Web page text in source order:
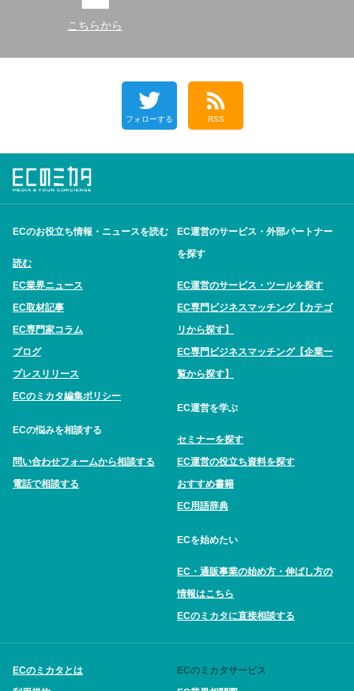
こちらから
フォローする RSS
ECのお役立ち情報・ニュースを読む
読む
EC業界ニュース
EC取材記事
EC専門家コラム
ブログ
プレスリリース
ECのミカタ編集ポリシー
ECの悩みを相談する
問い合わせフォームから相談する
電話で相談する
EC運営のサービス・外部パートナー
を探す
EC運営のサービス・ツールを探す
EC専門ビジネスマッチング【カテゴ
リから探す】
EC専門ビジネスマッチング【企業一
覧から探す】
EC運営を学ぶ
セミナーを探す
EC運営の役立ち資料を探す
おすすめ書籍
EC用語辞典
ECを始めたい
EC・通販事業の始め方・伸ばし方の
情報はこちら
ECのミカタに直接相談する
ECのミカタとは
ECのミカタサービス